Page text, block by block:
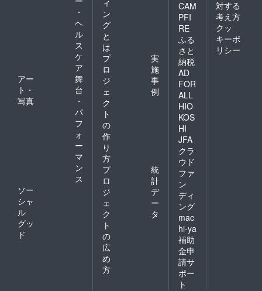
・
ヘ
ル
ス
ケ
ア
アー
ト・
写真
舞
台
・
パ
フ
ォ
ー
マ
ン
ス
ソー
シャ
ル
グッ
ド
ィ
ン
グ
と
は
プ
ロ
ジ
ェ
ク
ト
の
作
り
方
実
施
事
例
プ
ロ
ジ
ェ
ク
ト
の
広
め
方
統
計
デ
ー
タ
CAM
PFI
RE
ふる
さと
納税
AD
FOR
ALL
HIO
KOS
HI
JFA
クラ
ウド
ファ
ン
ディ
ング
mac
hi-ya
補助
金申
請サ
ポー
ト
対する
考え方
クッ
キーポ
リシー